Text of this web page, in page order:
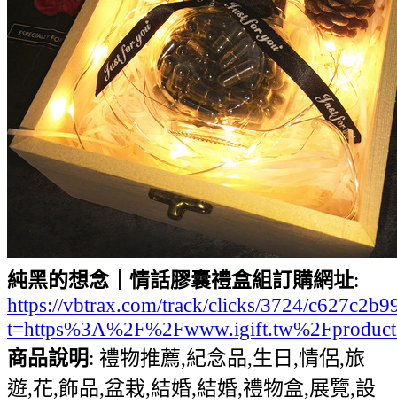
純黑的想念｜情話膠囊禮盒組訂購網址:
https://vbtrax.com/track/clicks/3724/
商品說明: 禮物推薦,紀念品,生日,情侶,旅
遊,花,飾品,盆栽,結婚,結婚,禮物盒,展覽,設